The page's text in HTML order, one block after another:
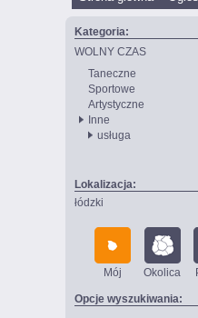
Kategoria:
WOLNY CZAS
Taneczne
Sportowe
Artystyczne
Inne
usługa
Lokalizacja:
łódzki
Mój Okolica
Opcje wyszukiwania: